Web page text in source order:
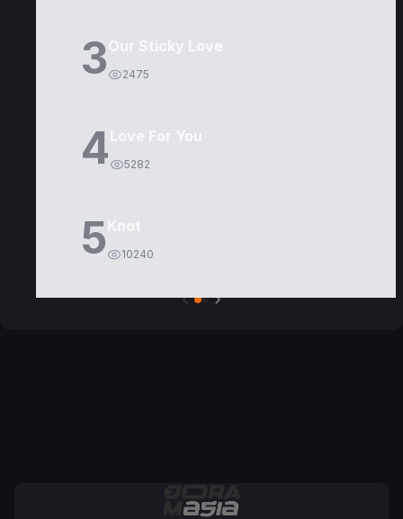
3 Our Sticky Love
2475
4Love For You
5282
5Knot
10240